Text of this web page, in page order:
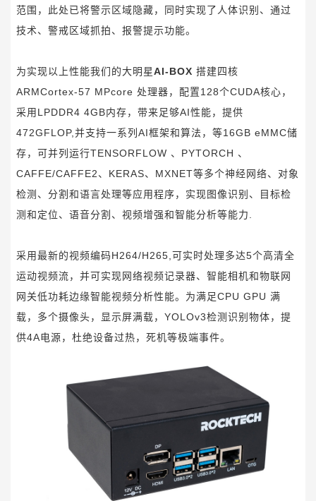
范围，此处已将警示区域隐藏，同时实现了人体识别、通过
技术、警戒区域抓拍、报警提示功能。
为实现以上性能我们的大明星AI-BOX 搭建四核
ARMCortex-57 MPcore 处理器，配置128个CUDA核心，
采用LPDDR4 4GB内存，带来足够AI性能，提供
472GFLOP,并支持一系列AI框架和算法， 等16GB eMMC储
存， 可并列运行TENSORFLOW 、PYTORCH 、
CAFFE/CAFFE2、KERAS、MXNET等多个神经网络、对象
检测、分割和语言处理等应用程序，实现图像识别、目标检
测和定位、语音分割、视频增强和智能分析等能力.
采用最新的视频编码H264/H265,可实时处理多达5个高清全
运动视频流，并可实现网络视频记录器、智能相机和物联网
网关低功耗边缘智能视频分析性能。 为满足CPU GPU 满
载，多个摄像头，显示屏满载，YOLOv3检测识别物体，提
供4A电源，杜绝设备过热，死机等极端事件。